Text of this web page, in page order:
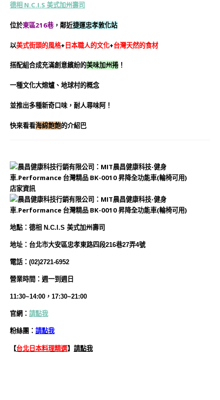
德相 N.C.I.S 美式加州壽司
位於東區216巷，鄰近捷運忠孝敦化站
以美式街頭的風格+日本職人的文化+台灣天然的食材
搭配組合成充滿創意繽紛的美味加州捲！
一種文化大熔爐、地球村的概念
並推出多種新奇口味，耐人尋味阿！
快來看看海綿飽飽的介紹巴
店家資訊
地點：德相 N.C.I.S 美式加州壽司
地址：台北市大安區忠孝東路四段216巷27弄4號
電話：(02)2721-6952
營業時間：週一到週日
11:30~14:00，17:30~21:00
官網： 請點我
粉絲團： 請點我
【台北日本料理精選】 請點我